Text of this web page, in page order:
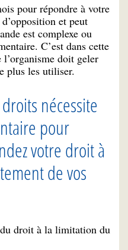
pour répondre à votre
et peut
est complexe ou
C’est dans cette
doit geler
plus les utiliser.
droits nécessite
pour
votre droit à
de vos
droit à la limitation du